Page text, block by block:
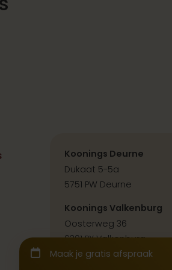
Koonings Deurne
Dukaat 5-5a
5751 PW Deurne
Koonings Valkenburg
Oosterweg 36
6301 PX Valkenburg